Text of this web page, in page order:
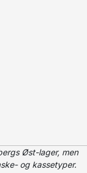
Øst-lager, men
og kassetyper.